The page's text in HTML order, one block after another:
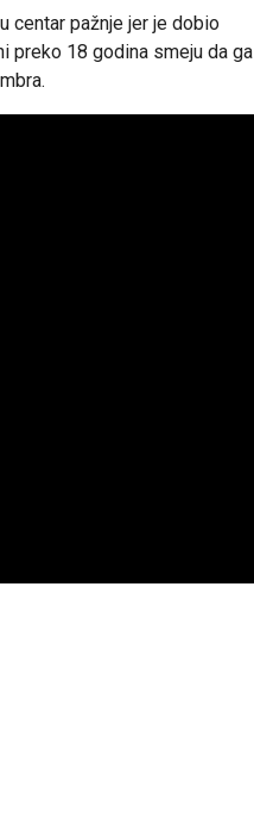
centar pažnje jer je dobio
preko 18 godina smeju da ga